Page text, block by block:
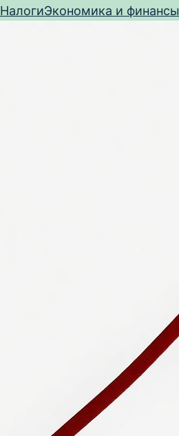
НалогиЭкономика и финансы